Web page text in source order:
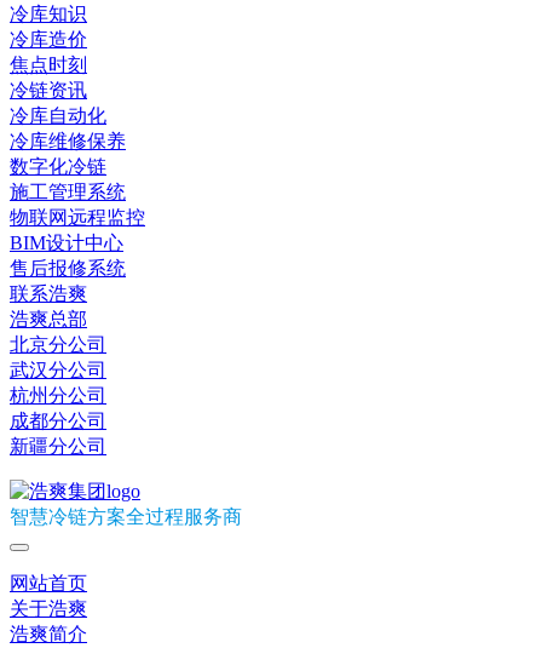
冷库知识
冷库造价
焦点时刻
冷链资讯
冷库自动化
冷库维修保养
数字化冷链
施工管理系统
物联网远程监控
BIM设计中心
售后报修系统
联系浩爽
浩爽总部
北京分公司
武汉分公司
杭州分公司
成都分公司
新疆分公司
智慧冷链方案全过程服务商
网站首页
关于浩爽
浩爽简介